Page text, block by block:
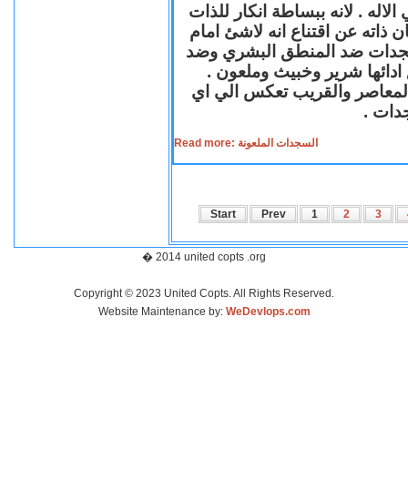
. لانه ببساطة انكار للذات
ذاته عن اقتناع انه لاشئ امام
ضد المنطق البشري وضد
ادائها شرير وخبيث وملعون .
المعاصر والقريب تعكس الي اي
.
Read more: السجدات الملعونة
Start Prev 1 2 3
� 2014 united copts .org
Copyright © 2023 United Copts. All Rights Reserved.
Website Maintenance by: WeDevlops.com